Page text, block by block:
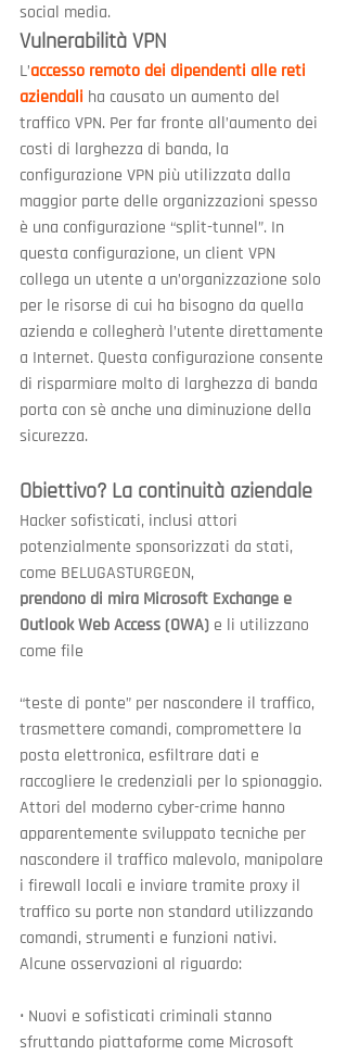
social media.
Vulnerabilità VPN
L’accesso remoto dei dipendenti alle reti
aziendali ha causato un aumento del
traffico VPN. Per far fronte all’aumento dei
costi di larghezza di banda, la
configurazione VPN più utilizzata dalla
maggior parte delle organizzazioni spesso
è una configurazione “split-tunnel”. In
questa configurazione, un client VPN
collega un utente a un’organizzazione solo
per le risorse di cui ha bisogno da quella
azienda e collegherà l’utente direttamente
a Internet. Questa configurazione consente
di risparmiare molto di larghezza di banda
porta con sè anche una diminuzione della
sicurezza.
Obiettivo? La continuità aziendale
Hacker sofisticati, inclusi attori
potenzialmente sponsorizzati da stati,
come BELUGASTURGEON,
prendono di mira Microsoft Exchange e
Outlook Web Access (OWA) e li utilizzano
come file
“teste di ponte” per nascondere il traffico,
trasmettere comandi, compromettere la
posta elettronica, esfiltrare dati e
raccogliere le credenziali per lo spionaggio.
Attori del moderno cyber-crime hanno
apparentemente sviluppato tecniche per
nascondere il traffico malevolo, manipolare
i firewall locali e inviare tramite proxy il
traffico su porte non standard utilizzando
comandi, strumenti e funzioni nativi.
Alcune osservazioni al riguardo:
• Nuovi e sofisticati criminali stanno
sfruttando piattaforme come Microsoft